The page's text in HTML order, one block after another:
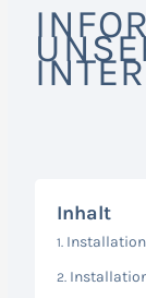
Inhalt